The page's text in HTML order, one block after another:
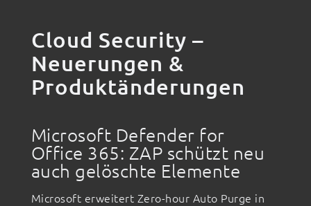
Cloud Security –
Neuerungen &
Produktänderungen
Microsoft Defender for
Office 365: ZAP schützt neu
auch gelöschte Elemente
Microsoft erweitert Zero-hour Auto Purge in